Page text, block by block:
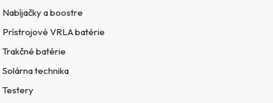
Nabíjačky a boostre
Prístrojové VRLA batérie
Trakčné batérie
Solárna technika
Testery